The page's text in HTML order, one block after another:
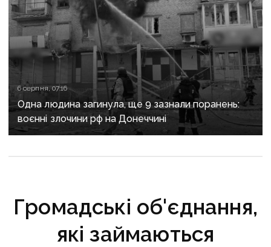
6 серпня, 07:16
Одна людина загинула, ще 9 зазнали поранень:
воєнні злочини рф на Донеччині
Громадські об'єднання,
які займаються